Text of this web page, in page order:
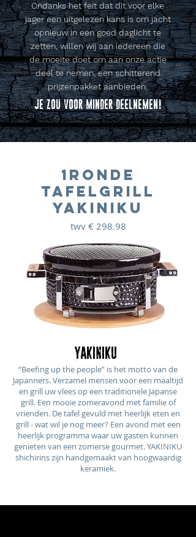
Ondanks het feit dat dit voor elke
jager een uitgelezen kans is om jacht
opnieuw in een goed daglicht te
zetten, willen wij aan iedereen die
de moeite doet om aan onze actie
deel te nemen, een schitterend
prijzenpakket aanbieden.
Je zou voor minder deelnemen!
1ronde
tafelgrill
Yakiniku
twv € 298.98
YAKINIKU
“Beefing up the people” is het motto van de
Japanners. Verzamel mensen voor een maaltijd
en grill uw vlees op een traditionele Japanse
grill. Een mooie zomeravond met familie of
vrienden. De tafel gevuld met heerlijk eten en
grill - wat wil je nog meer? Een avond met een
heerlijk programma waar uw gasten kunnen
genieten van een zomerse gourmet. YAKINIKU
shichirins zijn handgemaakt van hoogwaardig
keramiek.